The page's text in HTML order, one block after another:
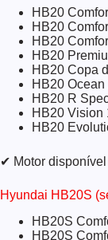
HB20
HB20
HB20
HB20
HB20 Copa
HB20
HB20 R
HB20 Vision
HB20
✔ Motor
Hyundai HB20S
HB20S
HB20S